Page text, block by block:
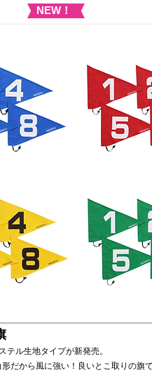
NEW！
テル生地タイプが新発売。
だから風に強い！良いとこ取りの旗で